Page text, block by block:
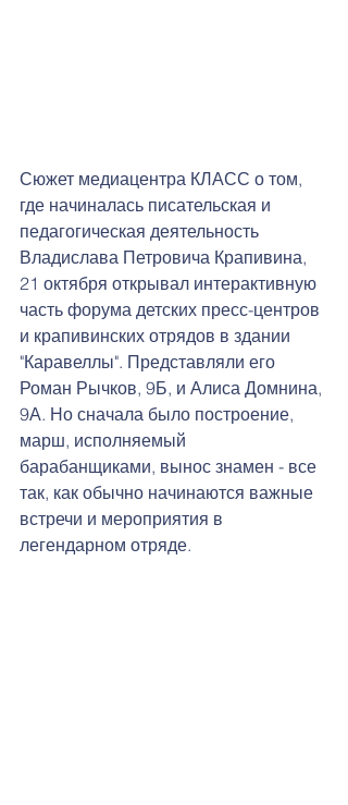
Сюжет медиацентра КЛАСС о том,
где начиналась писательская и
педагогическая деятельность
Владислава Петровича Крапивина,
21 октября открывал интерактивную
часть форума детских пресс-центров
и крапивинских отрядов в здании
"Каравеллы". Представляли его
Роман Рычков, 9Б, и Алиса Домнина,
9А. Но сначала было построение,
марш, исполняемый
барабанщиками, вынос знамен - все
так, как обычно начинаются важные
встречи и мероприятия в
легендарном отряде.